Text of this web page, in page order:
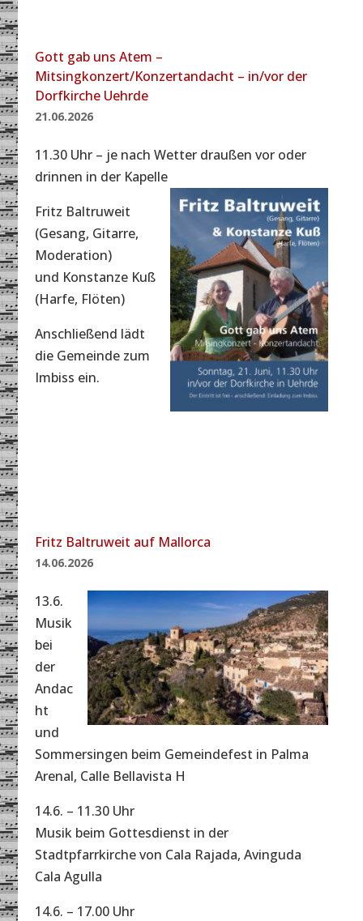
Gott gab uns Atem –
Mitsingkonzert/Konzertandacht – in/vor der
Dorfkirche Uehrde
21.06.2026
11.30 Uhr – je nach Wetter draußen vor oder
drinnen in der Kapelle
Fritz Baltruweit
(Gesang, Gitarre,
Moderation)
und Konstanze Kuß
(Harfe, Flöten)
Anschließend lädt
die Gemeinde zum
Imbiss ein.
Fritz Baltruweit auf Mallorca
14.06.2026
13.6.
Musik
bei
der
Andac
ht
und
Sommersingen beim Gemeindefest in Palma
Arenal, Calle Bellavista H
14.6. – 11.30 Uhr
Musik beim Gottesdienst in der
Stadtpfarrkirche von Cala Rajada, Avinguda
Cala Agulla
14.6. – 17.00 Uhr